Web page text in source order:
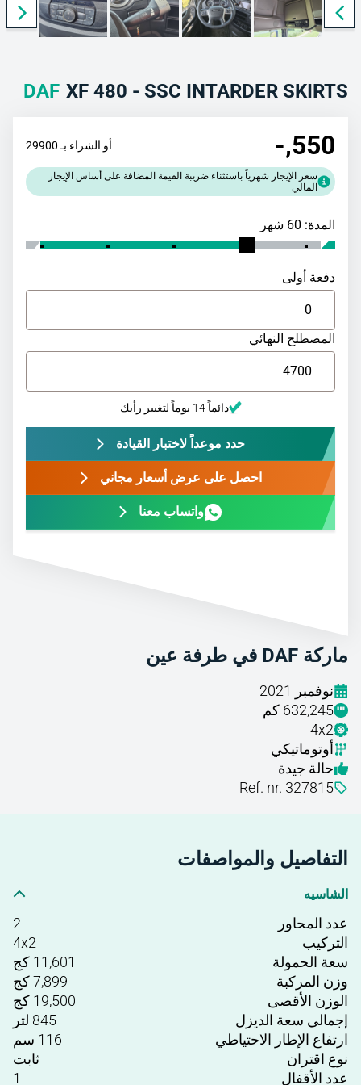
DAF XF 480 - SSC INTARDER SKIRTS
ماركة DAF في طرفة عين
نوفمبر 2021
632,245 كم
4x2
أوتوماتيكي
حالة جيدة
Ref. nr. 327815
التفاصيل والمواصفات
الشاسيه
عدد المحاور
2
التركيب
4x2
سعة الحمولة
11,601 كج
وزن المركبة
7,899 كج
الوزن الأقصى
19,500 كج
إجمالي سعة الديزل
845 لتر
ارتفاع الإطار الاحتياطي
116 سم
نوع اقتران
ثابت
عدد الأقفال
1
550
,- أو الشراء بـ 29900
سعر الإيجار شهرياً باستثناء ضريبة القيمة المضافة على أساس الإيجار
المالي
المدة: 60 شهر
دفعة أولى
المصطلح النهائي
دائماً 14 يوماً لتغيير رأيك
حدد موعداً لاختبار القيادة
احصل على عرض أسعار مجاني
واتساب معنا